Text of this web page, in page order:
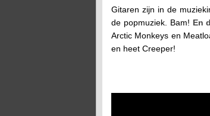
Gitaren zijn in de
de popmuziek. Bam! En
Arctic Monkeys en
en heet Creeper!